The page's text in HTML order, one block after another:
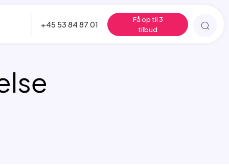
+45 53 84 87 01
Få op til 3
tilbud